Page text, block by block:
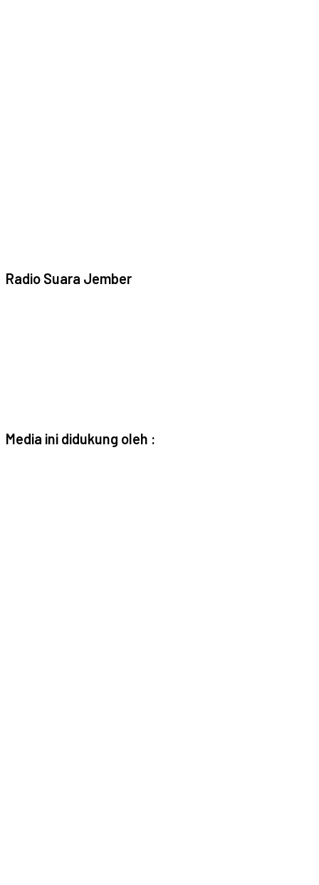
Radio Suara Jember
Media ini didukung oleh :